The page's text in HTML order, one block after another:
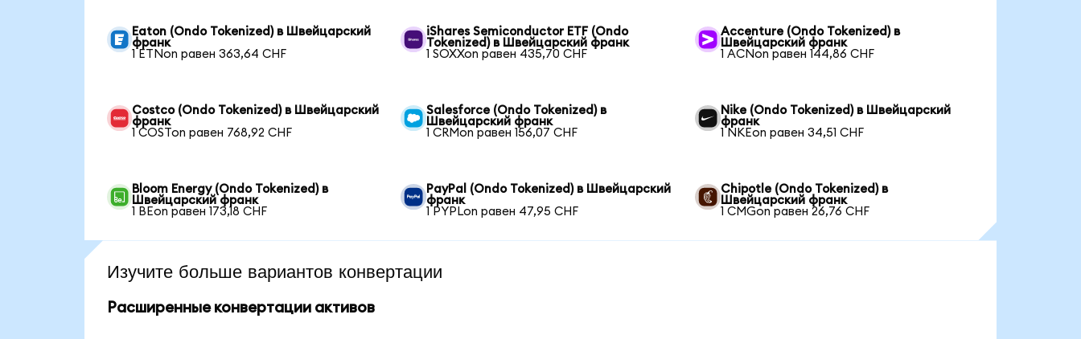
Eaton (Ondo Tokenized) в Швейцарский
франк
1 ETNon равен 363,64 CHF
iShares Semiconductor ETF (Ondo
Tokenized) в Швейцарский франк
1 SOXXon равен 435,70 CHF
Accenture (Ondo Tokenized) в
Швейцарский франк
1 ACNon равен 144,86 CHF
Costco (Ondo Tokenized) в Швейцарский
франк
1 COSTon равен 768,92 CHF
Salesforce (Ondo Tokenized) в
Швейцарский франк
1 CRMon равен 156,07 CHF
Nike (Ondo Tokenized) в Швейцарский
франк
1 NKEon равен 34,51 CHF
Bloom Energy (Ondo Tokenized) в
Швейцарский франк
1 BEon равен 173,18 CHF
PayPal (Ondo Tokenized) в Швейцарский
франк
1 PYPLon равен 47,95 CHF
Chipotle (Ondo Tokenized) в
Швейцарский франк
1 CMGon равен 26,76 CHF
Изучите больше вариантов конвертации
Расширенные конвертации активов